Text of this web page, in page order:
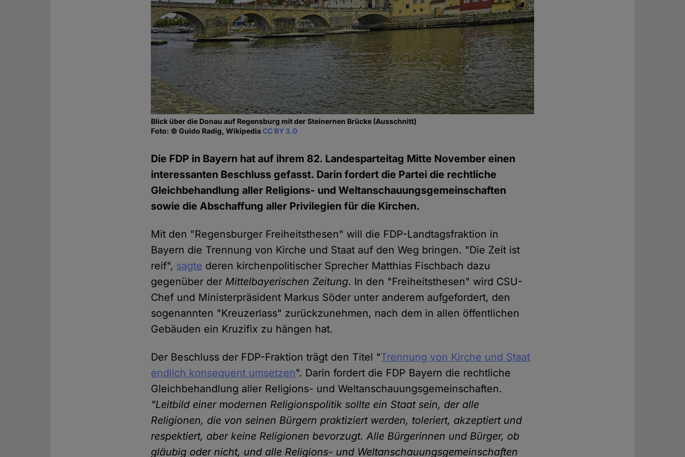
Blick über die Donau auf Regensburg mit der Steinernen Brücke (Ausschnitt)
Foto: © Guido Radig, WikipediaCC BY 3.0
Die FDP in Bayern hat auf ihrem 82. Landesparteitag Mitte November einen
interessanten Beschluss gefasst. Darin fordert die Partei die rechtliche
Gleichbehandlung aller Religions- und Weltanschauungsgemeinschaften
sowie die Abschaffung aller Privilegien für die Kirchen.
Mit den "Regensburger Freiheitsthesen" will die FDP-Landtagsfraktion in
Bayern die Trennung von Kirche und Staat auf den Weg bringen. "Die Zeit ist
reif", sagte deren kirchenpolitischer Sprecher Matthias Fischbach dazu
gegenüber der Mittelbayerischen Zeitung. In den "Freiheitsthesen" wird CSU-
Chef und Ministerpräsident Markus Söder unter anderem aufgefordert, den
sogenannten "Kreuzerlass" zurückzunehmen, nach dem in allen öffentlichen
Gebäuden ein Kruzifix zu hängen hat.
Der Beschluss der FDP-Fraktion trägt den Titel "Trennung von Kirche und Staat
endlich konsequent umsetzen". Darin fordert die FDP Bayern die rechtliche
Gleichbehandlung aller Religions- und Weltanschauungsgemeinschaften.
"Leitbild einer modernen Religionspolitik sollte ein Staat sein, der alle
Religionen, die von seinen Bürgern praktiziert werden, toleriert, akzeptiert und
respektiert, aber keine Religionen bevorzugt. Alle Bürgerinnen und Bürger, ob
gläubig oder nicht, und alle Religions- und Weltanschauungsgemeinschaften